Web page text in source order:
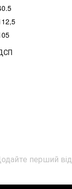
перший